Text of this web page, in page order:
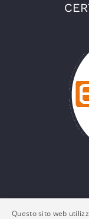
Questo sito web